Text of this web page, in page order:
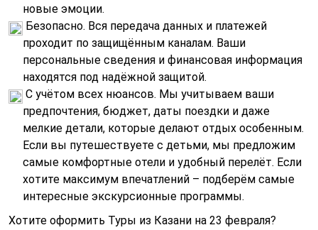
новые эмоции.
Безопасно. Вся передача данных и платежей
проходит по защищённым каналам. Ваши
персональные сведения и финансовая информация
находятся под надёжной защитой.
С учётом всех нюансов. Мы учитываем ваши
предпочтения, бюджет, даты поездки и даже
мелкие детали, которые делают отдых особенным.
Если вы путешествуете с детьми, мы предложим
самые комфортные отели и удобный перелёт. Если
хотите максимум впечатлений – подберём самые
интересные экскурсионные программы.
Хотите оформить Туры из Казани на 23 февраля?